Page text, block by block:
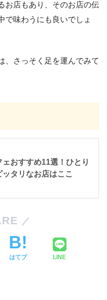
お店もあり、そのお店の伝
で味わうにも良いでしょ
、さっそく足を運んでみて
おすすめ11選！ひとり
タリなお店はここ
はてブ LINE